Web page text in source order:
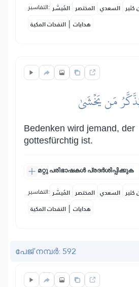
التفاسير: المُيسَّر المختصر السعدي كثير
النفحات المكية | هدايات
مَن يَخۡشَىٰ
Bedenken wird jemand, der
gottesfürchtig ist.
മറ്റു പരിഭാഷകൾ പ്രദർശിപ്പിക്കുക
التفاسير: المُيسَّر المختصر السعدي كثير
النفحات المكية | هدايات
പേജ് നമ്പർ: 592